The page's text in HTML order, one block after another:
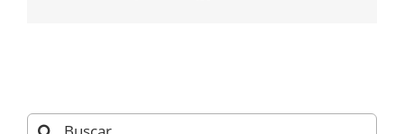
Buscar: